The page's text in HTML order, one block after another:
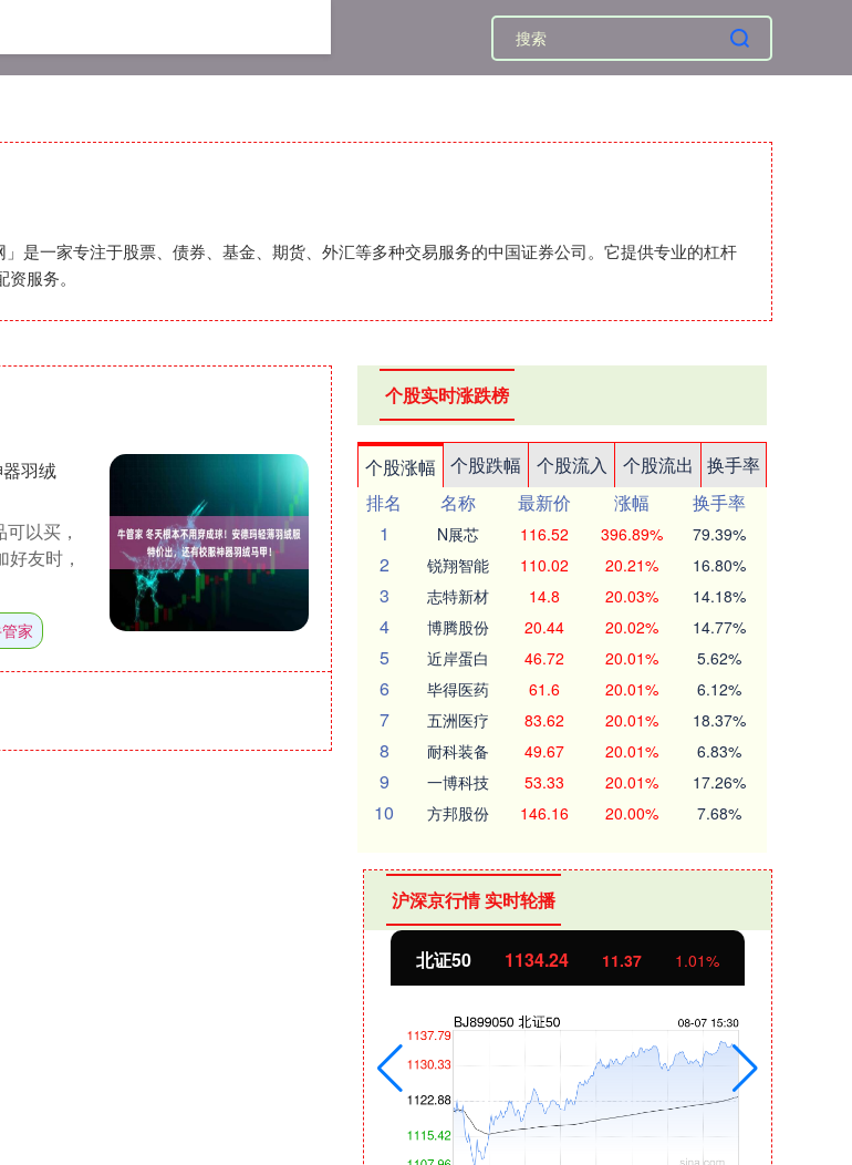
是一家专注于股票、债券、基金、期货、外汇等多种交易服务的中国证券公司。它提供专业的杠杆
服务。
羽绒
以买，
友时，
家
个股实时涨跌榜
个股涨幅 个股跌幅 个股流入 个股流出
换手率
排名
名称 最新价 涨幅
换手率
1
N展芯 116.52 396.89% 79.39%
2 锐翔智能 110.02 20.21% 16.80%
3 志特新材 14.8 20.03% 14.18%
4 博腾股份 20.44 20.02% 14.77%
5 近岸蛋白 46.72 20.01% 5.62%
6 毕得医药 61.6 20.01% 6.12%
7 五洲医疗 83.62 20.01% 18.37%
8 耐科装备 49.67 20.01% 6.83%
9 一博科技 53.33 20.01% 17.26%
10 方邦股份 146.16 20.00% 7.68%
沪深京行情 实时轮播
北证50 1134.24 11.37 1.01%